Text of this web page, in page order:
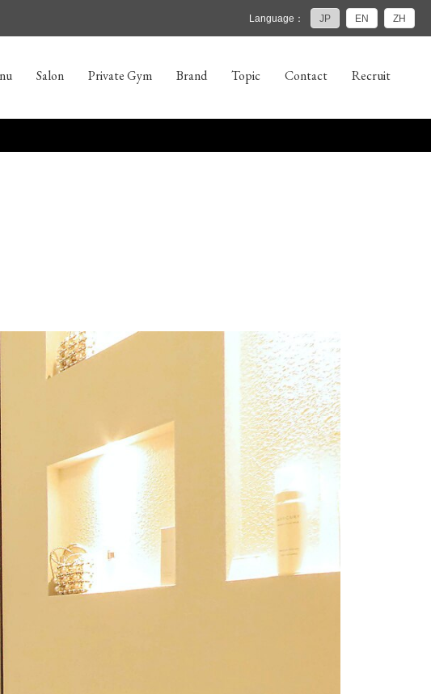
Language： JP EN ZH
Salon Private Gym Brand Topic Contact Recruit